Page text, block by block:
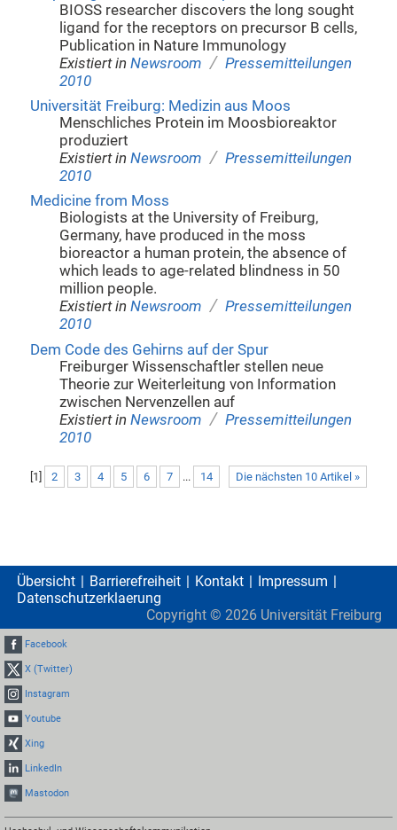
BIOSS researcher discovers the long sought
ligand for the receptors on precursor B cells,
Publication in Nature Immunology
Existiert in Newsroom / Pressemitteilungen
2010
Universität Freiburg: Medizin aus Moos
Menschliches Protein im Moosbioreaktor
produziert
Existiert in Newsroom / Pressemitteilungen
2010
Medicine from Moss
Biologists at the University of Freiburg,
Germany, have produced in the moss
bioreactor a human protein, the absence of
which leads to age-related blindness in 50
million people.
Existiert in Newsroom / Pressemitteilungen
2010
Dem Code des Gehirns auf der Spur
Freiburger Wissenschaftler stellen neue
Theorie zur Weiterleitung von Information
zwischen Nervenzellen auf
Existiert in Newsroom / Pressemitteilungen
2010
Die nächsten 10 Artikel »
1 2 3 4 5 6 7 ... 14
Übersicht Barrierefreiheit Kontakt
Impressum
Datenschutzerklaerung
Copyright © 2026 Universität Freiburg
Facebook
X (Twitter)
Instagram
Youtube
Xing
LinkedIn
Mastodon